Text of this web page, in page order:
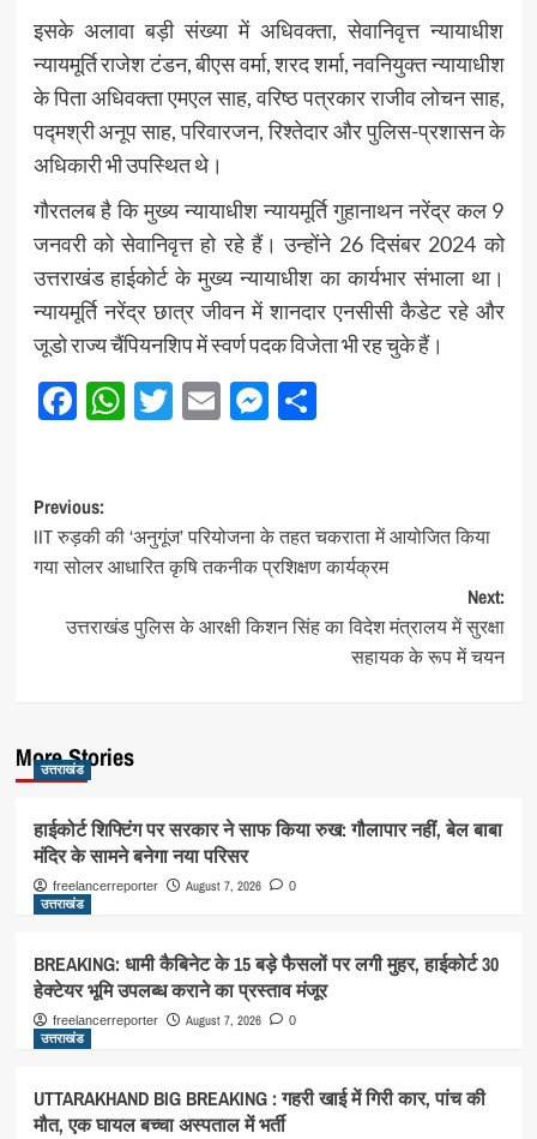
इसके अलावा बड़ी संख्या में अधिवक्ता, सेवानिवृत्त न्यायाधीश
न्यायमूर्ति राजेश टंडन, बीएस वर्मा, शरद शर्मा, नवनियुक्त न्यायाधीश
के पिता अधिवक्ता एमएल साह, वरिष्ठ पत्रकार राजीव लोचन साह,
पद्मश्री अनूप साह, परिवारजन, रिश्तेदार और पुलिस-प्रशासन के
अधिकारी भी उपस्थित थे।
गौरतलब है कि मुख्य न्यायाधीश न्यायमूर्ति गुहानाथन नरेंद्र कल 9
जनवरी को सेवानिवृत्त हो रहे हैं। उन्होंने 26 दिसंबर 2024 को
उत्तराखंड हाईकोर्ट के मुख्य न्यायाधीश का कार्यभार संभाला था।
न्यायमूर्ति नरेंद्र छात्र जीवन में शानदार एनसीसी कैडेट रहे और
जूडो राज्य चैंपियनशिप में स्वर्ण पदक विजेता भी रह चुके हैं।
Facebook
WhatsApp
Twitter
EmailMessenger
Share
Post
navigation
Previous:
IIT रुड़की की ‘अनुगूंज’ परियोजना के तहत चकराता में आयोजित किया
गया सोलर आधारित कृषि तकनीक प्रशिक्षण कार्यक्रम
Next:
उत्तराखंड पुलिस के आरक्षी किशन सिंह का विदेश मंत्रालय में सुरक्षा
सहायक के रूप में चयन
More Stories
उत्तराखंड
हाईकोर्ट शिफ्टिंग पर सरकार ने साफ किया रुख: गौलापार नहीं, बेल बाबा
मंदिर के सामने बनेगा नया परिसर
freelancerreporter August 7, 2026 0
उत्तराखंड
BREAKING: धामी कैबिनेट के 15 बड़े फैसलों पर लगी मुहर, हाईकोर्ट 30
हेक्टेयर भूमि उपलब्ध कराने का प्रस्ताव मंजूर
freelancerreporter August 7, 2026 0
उत्तराखंड
UTTARAKHAND BIG BREAKING : गहरी खाई में गिरी कार, पांच की
मौत, एक घायल बच्चा अस्पताल में भर्ती